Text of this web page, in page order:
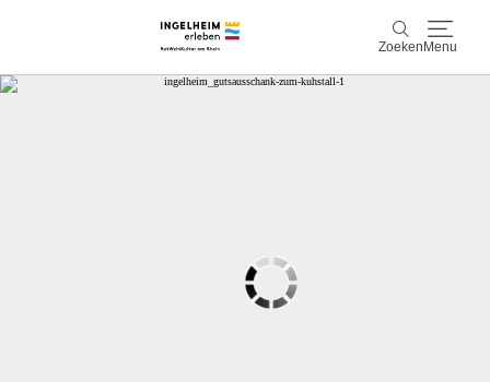
Zoeken Menu
Plan & Book